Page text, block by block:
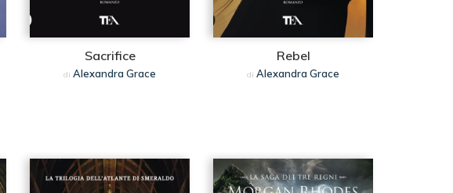
Sacrifice
di Alexandra Grace
Rebel
di Alexandra Grace